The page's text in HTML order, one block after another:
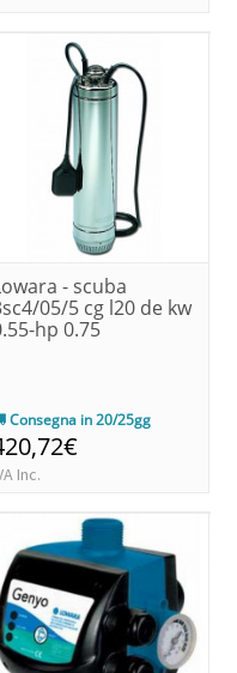
- scuba
05/5 cg l20 de kw
hp 0.75
Consegna in 20/25gg
Inc.